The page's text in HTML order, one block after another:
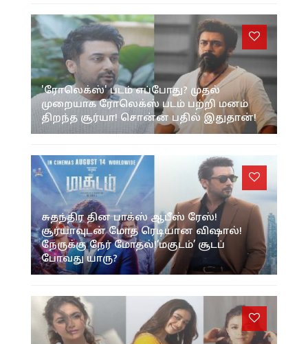
'ரோலெக்ஸ்' படம் எப்போது? முதல்
முறையாக ரோலெக்ஸ் படம் பற்றி மனம்
திறந்த சூர்யா! சொன்ன பதில் இதுதான்!
சுதந்திர தின பாக்ஸ் ஆபீஸ் ரேஸ்!
சூர்யாவுடன் மோத ரெடியான விஷால்!
நேருக்கு நேர் மோதல்!‘மகுடம்’ சூடப்
போவது யாரு?